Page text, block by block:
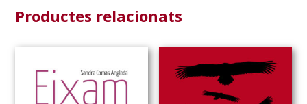
Productes relacionats